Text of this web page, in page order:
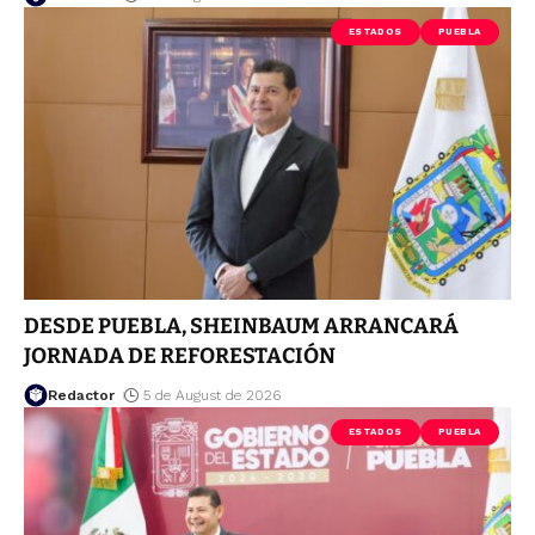
ESTADOS PUEBLA
DESDE PUEBLA, SHEINBAUM ARRANCARÁ
JORNADA DE REFORESTACIÓN
Redactor 5 de August de 2026
ESTADOS PUEBLA